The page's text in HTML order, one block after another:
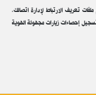
.من خلال الاستمرار في زيارتك لموقع بلدية الزريبة ، فإنك تقبل استخدام ملفات تعريف الارتباط لإدارة اتصالك
إحصاءات زيارات مجهولة الهوية